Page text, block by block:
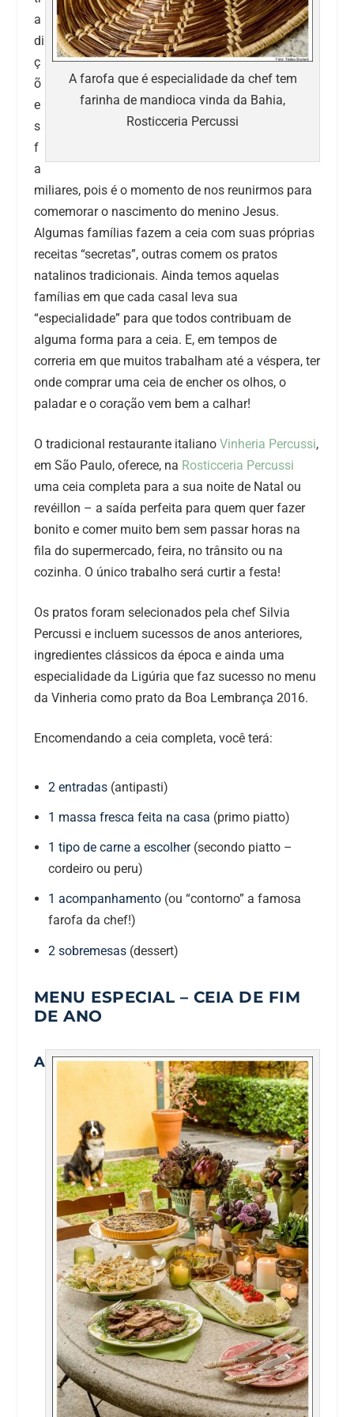
A farofa que é especialidade da chef tem
farinha de mandioca vinda da Bahia,
Rosticceria Percussi
a
di
ç
õ
e
s
f
a
miliares, pois é o momento de nos reunirmos para
comemorar o nascimento do menino Jesus.
Algumas famílias fazem a ceia com suas próprias
receitas “secretas”, outras comem os pratos
natalinos tradicionais. Ainda temos aquelas
famílias em que cada casal leva sua
“especialidade” para que todos contribuam de
alguma forma para a ceia. E, em tempos de
correria em que muitos trabalham até a véspera, ter
onde comprar uma ceia de encher os olhos, o
paladar e o coração vem bem a calhar!
O tradicional restaurante italiano Vinheria Percussi,
em São Paulo, oferece, na Rosticceria Percussi
uma ceia completa para a sua noite de Natal ou
revéillon – a saída perfeita para quem quer fazer
bonito e comer muito bem sem passar horas na
fila do supermercado, feira, no trânsito ou na
cozinha. O único trabalho será curtir a festa!
Os pratos foram selecionados pela chef Silvia
Percussi e incluem sucessos de anos anteriores,
ingredientes clássicos da época e ainda uma
especialidade da Ligúria que faz sucesso no menu
da Vinheria como prato da Boa Lembrança 2016.
Encomendando a ceia completa, você terá:
2 entradas(antipasti)
1 massa fresca feita na casa (primo piatto)
1 tipo de carne a escolher(secondo piatto –
cordeiro ou peru)
1 acompanhamento(ou “contorno” a famosa
farofa da chef!)
2 sobremesas(dessert)
MENU ESPECIAL – CEIA DE FIM
DE ANO
A